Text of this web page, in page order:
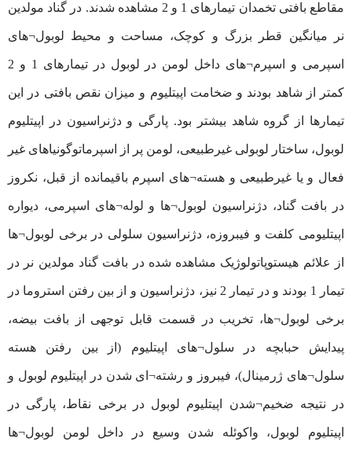
مقاطع بافتی تخمدان تیمارهای 1 و 2 مشاهده شدند. در گناد مولدین
نر میانگین قطر بزرگ و کوچک، مساحت و محیط لوبول¬های
اسپرمی و اسپرم¬های داخل لومن در لوبول در تیمارهای 1 و 2
کمتر از شاهد بودند و ضخامت اپیتلیوم و میزان نقص بافتی در این
تیمارها از گروه شاهد بیشتر بود. پارگی و دژنراسیون در اپیتلیوم
لوبول، ساختار لوبولی غیرطبیعی، لومن پر از اسپرماتوگونیاهای غیر
فعال و یا غیرطبیعی و هسته¬های اسپرم باقیمانده از قبل، نکروز
در بافت گناد، دژنراسیون لوبول¬ها و لوله¬های اسپرمی، دیواره
اپیتلیومی کلفت و فیبروزه، دژنراسیون سلولی در برخی لوبول¬ها
از علائم هیستوپاتولوژیک مشاهده شده در بافت گناد مولدین نر در
تیمار 1 بودند و در تیمار 2 نیز، دژنراسیون و از بین رفتن استروما در
برخی لوبول¬ها، تخریب در قسمت قابل توجهی از بافت بیضه،
پیدایش حبابچه در سلول¬های اپیتلیوم (از بین رفتن هسته
سلول¬های ژرمینال)، فیبروز و رشته¬ای شدن در اپیتلیوم لوبول و
در نتیجه ضخیم¬شدن اپیتلیوم لوبول در برخی نقاط، پارگی در
اپیتلیوم لوبول، واکوئله شدن وسیع در داخل لومن لوبول¬ها